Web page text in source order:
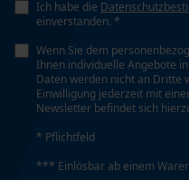
Ich habe die
einverstanden. *
Wenn Sie dem
Ihnen individuelle Angebote
Daten werden nicht an Dritte
Einwilligung jederzeit mit
Newsletter befindet sich
* Pflichtfeld
*** Einlösbar ab einem
Loop54